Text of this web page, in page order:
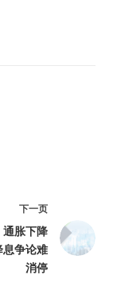
下一页
通胀下降
息争论难
消停